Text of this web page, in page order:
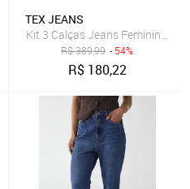
Pants Azul-Marinho
TEX JEANS
Kit 3 Calças Jeans Femininas
R$389,99 - 54%
R$ 180,22